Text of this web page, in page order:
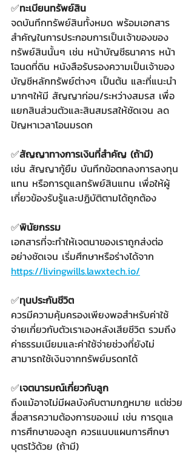
✅ทะเบียนทรัพย์สิน​
จดบันทึกทรัพย์สินทั้งหมด พร้อมเอกสาร
สำคัญในการประกอบการเป็นเจ้าของของ
ทรัพย์สินนั้นๆ เช่น หน้าบัญชีธนาคาร หน้า
โฉนดที่ดิน หนังสือรับรองความเป็นเจ้าของ
บัญชีหลักทรัพย์ต่างๆ เป็นต้น และที่แนะนำ
มากๆให้มี สัญญาก่อน/ระหว่างสมรส เพื่อ
แยกสินส่วนตัวและสินสมรสให้ชัดเจน ลด
ปัญหาเวลาโอนมรดก​
✅สัญญาทางการเงินที่สำคัญ (ถ้ามี)​
เช่น สัญญากู้ยืม บันทึกข้อตกลงการลงทุน
แทน หรือการดูแลทรัพย์สินแทน เพื่อให้ผู้
เกี่ยวข้องรับรู้และปฏิบัติตามได้ถูกต้อง​
✅พินัยกรรม​
เอกสารที่จะทำให้เจตนาของเราถูกส่งต่อ
อย่างชัดเจน เริ่มศึกษาหรือร่างได้จาก
https://livingwills.lawxtech.io/​
✅ทุนประกันชีวิต​
ควรมีความคุ้มครองเพียงพอสำหรับค่าใช้
จ่ายเกี่ยวกับตัวเราเองหลังเสียชีวิต รวมถึง
ค่าธรรมเนียมและค่าใช้จ่ายช่วงที่ยังไม่
สามารถใช้เงินจากทรัพย์มรดกได้​
✅เจตนารมณ์เกี่ยวกับลูก​
ถึงแม้อาจไม่มีผลบังคับตามกฎหมาย แต่ช่วย
สื่อสารความต้องการของแม่ เช่น การดูแล
การศึกษาของลูก ควรแนบแผนการศึกษา
บุตรไว้ด้วย (ถ้ามี)​